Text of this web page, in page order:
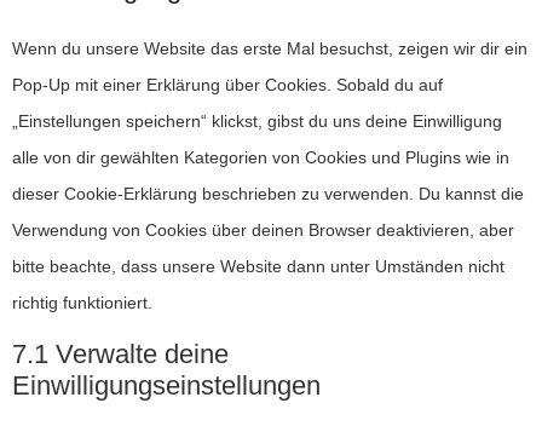
Wenn du unsere Website das erste Mal besuchst, zeigen wir dir ein
Pop-Up mit einer Erklärung über Cookies. Sobald du auf
„Einstellungen speichern“ klickst, gibst du uns deine Einwilligung
alle von dir gewählten Kategorien von Cookies und Plugins wie in
dieser Cookie-Erklärung beschrieben zu verwenden. Du kannst die
Verwendung von Cookies über deinen Browser deaktivieren, aber
bitte beachte, dass unsere Website dann unter Umständen nicht
richtig funktioniert.
7.1 Verwalte deine
Einwilligungseinstellungen